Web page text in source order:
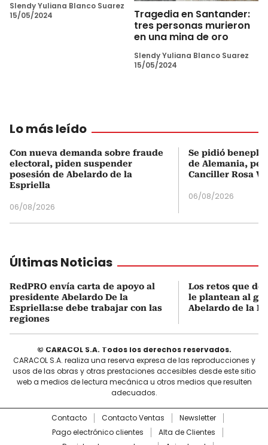
Slendy Yuliana Blanco Suarez
15/05/2024
Tragedia en Santander:
tres personas murieron
en una mina de oro
Slendy Yuliana Blanco Suarez
15/05/2024
Lo más leído
Con nueva demanda sobre fraude
electoral, piden suspender
posesión de Abelardo de la
Espriella
06/08/2026
Se pidió
de Alemania,
Canciller Rosa
06/08/2026
Últimas Noticias
RedPRO envía carta de apoyo al
presidente Abelardo De la
Espriella:se debe trabajar con las
regiones
Los retos que
le plantean al
Abelardo de la
© CARACOL S.A. Todos los derechos reservados.
CARACOL S.A. realiza una reserva expresa de las reproducciones y
usos de las obras y otras prestaciones accesibles desde este sitio
web a medios de lectura mecánica u otros medios que resulten
adecuados.
Contacto Contacto Ventas
Newsletter
Pago electrónico clientes
Alta de Clientes